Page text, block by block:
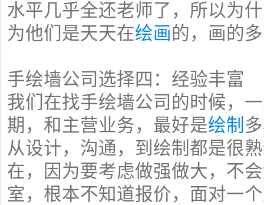
水平几乎全还老师了，所以为
为他们是天天在绘画的，画的
手绘墙公司选择四：经验丰富
我们在找手绘墙公司的时候，
期，和主营业务，最好是绘制
从设计，沟通，到绘制都是很
在，因为要考虑做强做大，不
室，根本不知道报价，面对一